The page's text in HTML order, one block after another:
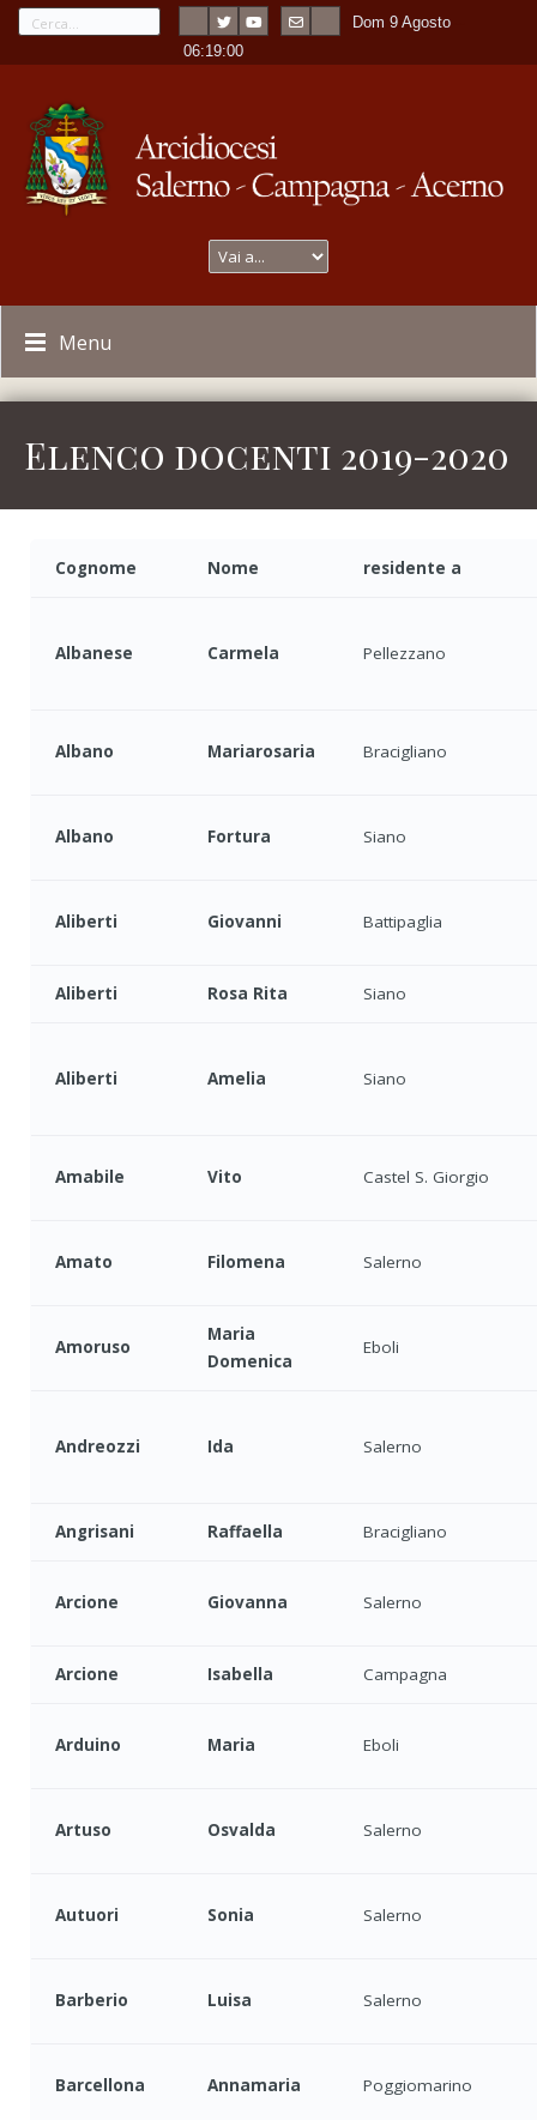
Dom 9 Agosto
-06:19:01
Menu
Elenco docenti 2019-2020
Cognome Nome residente a
Albanese Carmela Pellezzano
Albano Mariarosaria Bracigliano
Albano Fortura Siano
Aliberti Giovanni Battipaglia
Aliberti Rosa Rita Siano
Aliberti Amelia Siano
Amabile Vito Castel S. Giorgio
Amato Filomena Salerno
Amoruso
Maria
Domenica
Eboli
Andreozzi Ida Salerno
Angrisani Raffaella Bracigliano
Arcione Giovanna Salerno
Arcione Isabella Campagna
Arduino Maria Eboli
Artuso Osvalda Salerno
Autuori Sonia Salerno
Barberio Luisa Salerno
Barcellona Annamaria Poggiomarino